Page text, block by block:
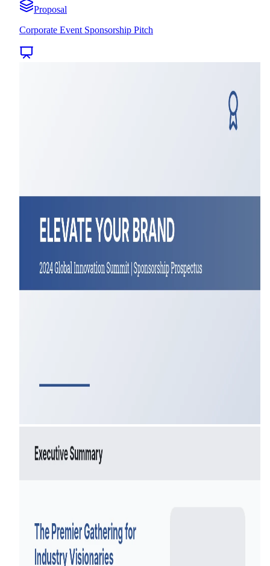
Proposal
Corporate Event Sponsorship Pitch